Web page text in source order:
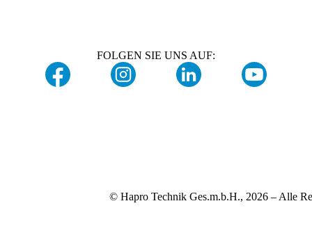
FOLGEN SIE UNS AUF:
© Hapro Technik Ges.m.b.H., 2026 – Alle